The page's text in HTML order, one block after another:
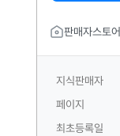
판매자스토어
지식판매자
페이지
최초등록일